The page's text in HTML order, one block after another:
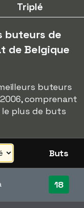
Triplé
buteurs de
de Belgique
buteurs
comprenant
plus de buts
Buts
18